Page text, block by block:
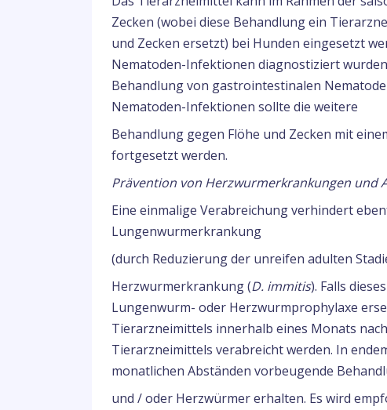
Zecken (wobei diese Behandlung ein
und Zecken ersetzt) bei Hunden eingesetzt
Nematoden-Infektionen diagnostiziert
Behandlung von gastrointestinalen
Nematoden-Infektionen sollte die weitere
Behandlung gegen Flöhe und Zecken mit
fortgesetzt werden.
Prävention von Herzwurmerkrankungen und
Eine einmalige Verabreichung verhindert
Lungenwurmerkrankung
(durch Reduzierung der unreifen adulten
Herzwurmerkrankung (D. immitis). Falls
Lungenwurm- oder Herzwurmprophylaxe
Tierarzneimittels innerhalb eines Monats
Tierarzneimittels verabreicht werden. In
monatlichen Abständen vorbeugende
und / oder Herzwürmer erhalten. Es wird